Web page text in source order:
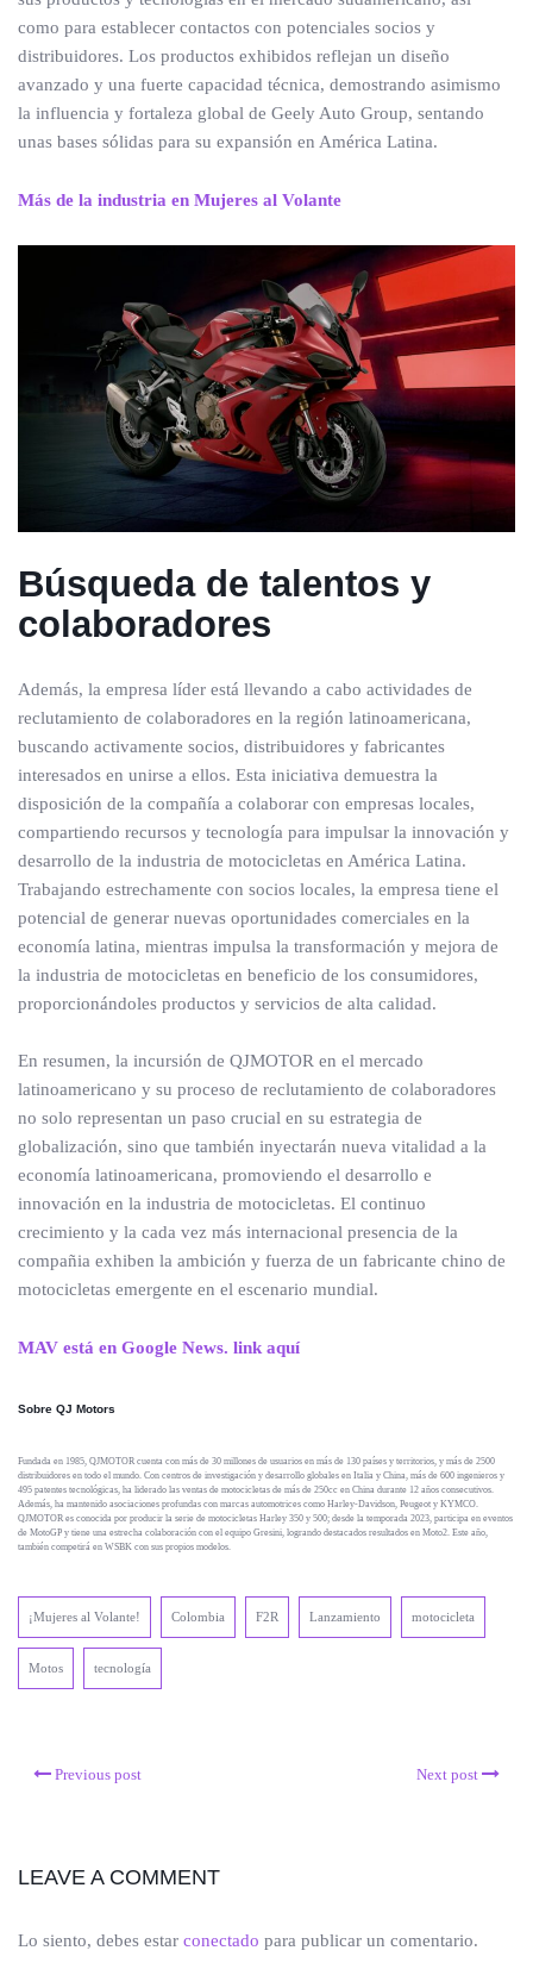
como para establecer contactos con potenciales socios y
distribuidores. Los productos exhibidos reflejan un diseño
avanzado y una fuerte capacidad técnica, demostrando asimismo
la influencia y fortaleza global de Geely Auto Group, sentando
unas bases sólidas para su expansión en América Latina.
Más de la industria en Mujeres al Volante
Búsqueda de talentos y
colaboradores
Además, la empresa líder está llevando a cabo actividades de
reclutamiento de colaboradores en la región latinoamericana,
buscando activamente socios, distribuidores y fabricantes
interesados en unirse a ellos. Esta iniciativa demuestra la
disposición de la compañía a colaborar con empresas locales,
compartiendo recursos y tecnología para impulsar la innovación y
desarrollo de la industria de motocicletas en América Latina.
Trabajando estrechamente con socios locales, la empresa tiene el
potencial de generar nuevas oportunidades comerciales en la
economía latina, mientras impulsa la transformación y mejora de
la industria de motocicletas en beneficio de los consumidores,
proporcionándoles productos y servicios de alta calidad.
En resumen, la incursión de QJMOTOR en el mercado
latinoamericano y su proceso de reclutamiento de colaboradores
no solo representan un paso crucial en su estrategia de
globalización, sino que también inyectarán nueva vitalidad a la
economía latinoamericana, promoviendo el desarrollo e
innovación en la industria de motocicletas. El continuo
crecimiento y la cada vez más internacional presencia de la
compañia exhiben la ambición y fuerza de un fabricante chino de
motocicletas emergente en el escenario mundial.
MAV está en Google News. link aquí
Sobre QJ Motors
Fundada en 1985, QJMOTOR cuenta con más de 30 millones de usuarios en más de 130 países y territorios, y más de 2500
distribuidores en todo el mundo. Con centros de investigación y desarrollo globales en Italia y China, más de 600 ingenieros y
495 patentes tecnológicas, ha liderado las ventas de motocicletas de más de 250cc en China durante 12 años consecutivos.
Además, ha mantenido asociaciones profundas con marcas automotrices como Harley-Davidson, Peugeot y KYMCO.
QJMOTOR es conocida por producir la serie de motocicletas Harley 350 y 500; desde la temporada 2023, participa en eventos
de MotoGP y tiene una estrecha colaboración con el equipo Gresini, logrando destacados resultados en Moto2. Este año,
también competirá en WSBK con sus propios modelos.
¡Mujeres al Volante! Colombia F2R Lanzamiento motocicleta
Motos tecnología
Previous post Next post
LEAVE A COMMENT
Lo siento, debes estar conectado para publicar un comentario.